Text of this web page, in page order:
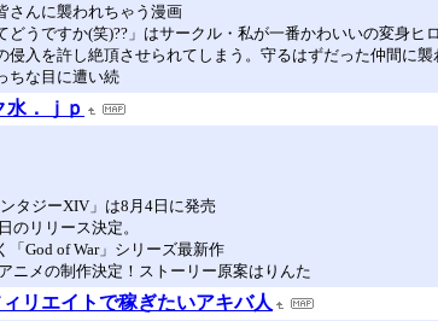
さんに襲われちゃう漫画
どうですか(笑)??」はサークル・私が一番かわいいの変身
入を許し絶頂させられてしまう。守るはずだった仲間に襲
ちな目に遭い続
．ｊｐ
タジーXIV」は8月4日に発売
のリリース決定。
God of War」シリーズ最新作
ニメの制作決定！ストーリー原案はりんた
リエイトで稼ぎたいアキバ人